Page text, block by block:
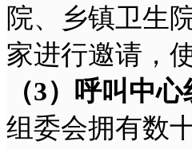
院、乡镇卫生
家进行邀请，
（3）呼叫中
组委会拥有数